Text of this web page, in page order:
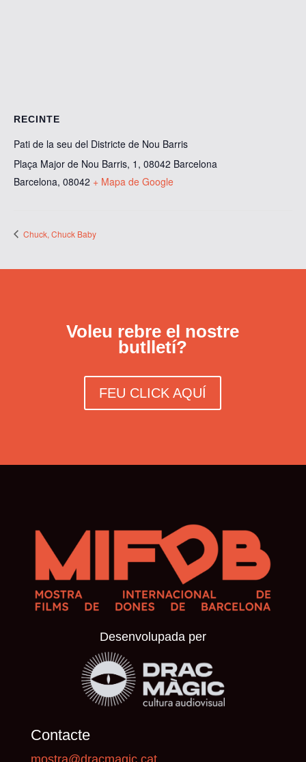
RECINTE
Pati de la seu del Districte de Nou Barris
Plaça Major de Nou Barris, 1, 08042 Barcelona
Barcelona, 08042 + Mapa de Google
Chuck, Chuck Baby
Voleu rebre el nostre
butlletí?
FEU CLICK AQUÍ
Desenvolupada per
Contacte
mostra@dracmagic.cat